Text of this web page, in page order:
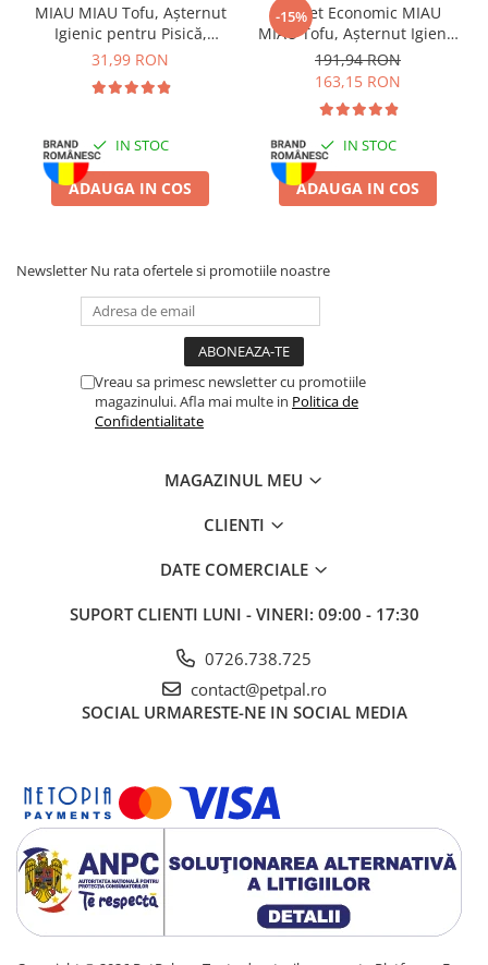
Aditivi/kg: vitamina E, vitamina C, antioxidanți naturali, taurină
Valori analitice:
proteină 8,5%, grăsimi 1,5%, fibre 0,1%, cenușă
1,9%, umiditate 85,0%, Omega-3 0,08%, energie 500 kcal/kg
Mod de utilizare:Se oferă ca hrană complementară între mesele
principale. După deschidere, păstrați la frigider și consumați în
maximum 24 de ore. Asigurați acces constant la apă proaspătă.
MIAU MIAU Tofu, Așternut
Igienic pentru Pisică,
Lavandă, 6L
31,99 RON
IN STOC
ADAUGA IN COS
-15%
Pachet Economic MIAU
MIAU Tofu, Așternut Igienic
pentru Pisică, Lavandă,
6x6L
191,94 RON
163,15 RON
IN STOC
ADAUGA IN COS
Newsletter Nu rata ofertele si promotiile noastre
Vreau sa primesc newsletter cu promotiile
magazinului. Afla mai multe in Politica de
Confidentialitate
MAGAZINUL MEU
CLIENTI
DATE COMERCIALE
SUPORT CLIENTI LUNI - VINERI: 09:00 - 17:30
0726.738.725
contact@petpal.ro
SOCIAL URMARESTE-NE IN SOCIAL MEDIA